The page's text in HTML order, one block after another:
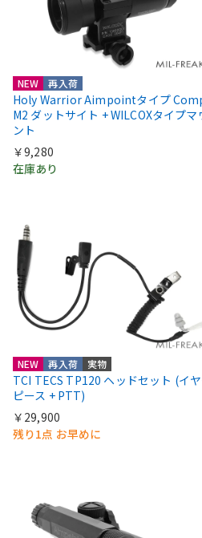
NEW 再入荷
Holy Warrior Aimpointタイプ
M2 ダットサイト + WILCOXタイプマ
ント
￥9,280
在庫あり
NEW 再入荷 実物
TCI TECS TP120 ヘッドセット (イ
ピース + PTT)
￥29,900
残り1点 お早めに